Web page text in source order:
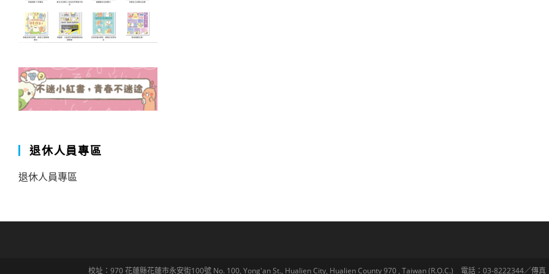
退休人員專區
退休人員專區
校址：970 花蓮縣花蓮市永安街100號 No. 100, Yong'an St., Hualien City, Hualien County 970 , Taiwan (R.O.C.) 電話：03-8222344／傳